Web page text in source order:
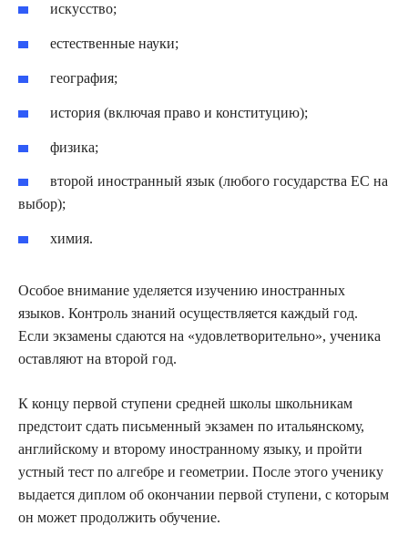
искусство;
естественные науки;
география;
история (включая право и конституцию);
физика;
второй иностранный язык (любого государства ЕС на
выбор);
химия.
Особое внимание уделяется изучению иностранных
языков. Контроль знаний осуществляется каждый год.
Если экзамены сдаются на «удовлетворительно», ученика
оставляют на второй год.
К концу первой ступени средней школы школьникам
предстоит сдать письменный экзамен по итальянскому,
английскому и второму иностранному языку, и пройти
устный тест по алгебре и геометрии. После этого ученику
выдается диплом об окончании первой ступени, с которым
он может продолжить обучение.